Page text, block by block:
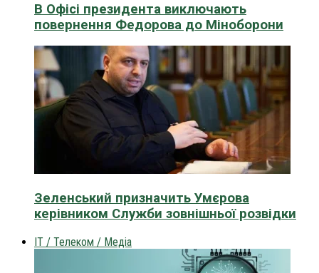
В Офісі президента виключають
повернення Федорова до Міноборони
Зеленський призначить Умєрова
керівником Служби зовнішньої розвідки
IT / Телеком / Медіа